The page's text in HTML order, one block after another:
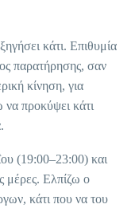
κάτι. Επιθυμία
παρατήρησης, σαν
κίνηση, για
προκύψει κάτι
(19:00–23:00) και
μέρες. Ελπίζω ο
κάτι που να του